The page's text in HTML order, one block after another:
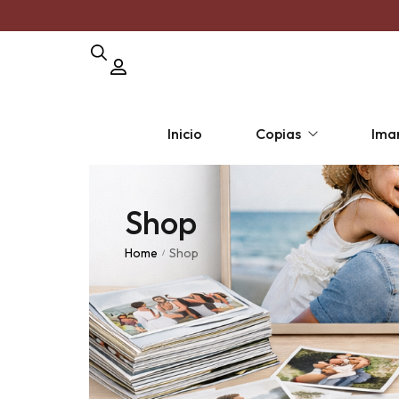
Inicio Copias
Copia por unidad Pack
Pack
Shop
Home / Shop